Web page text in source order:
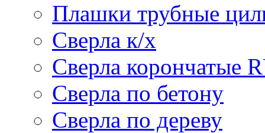
Плашки трубные
Сверла к/х
Сверла корончатые
Сверла по бетону
Сверла по дереву